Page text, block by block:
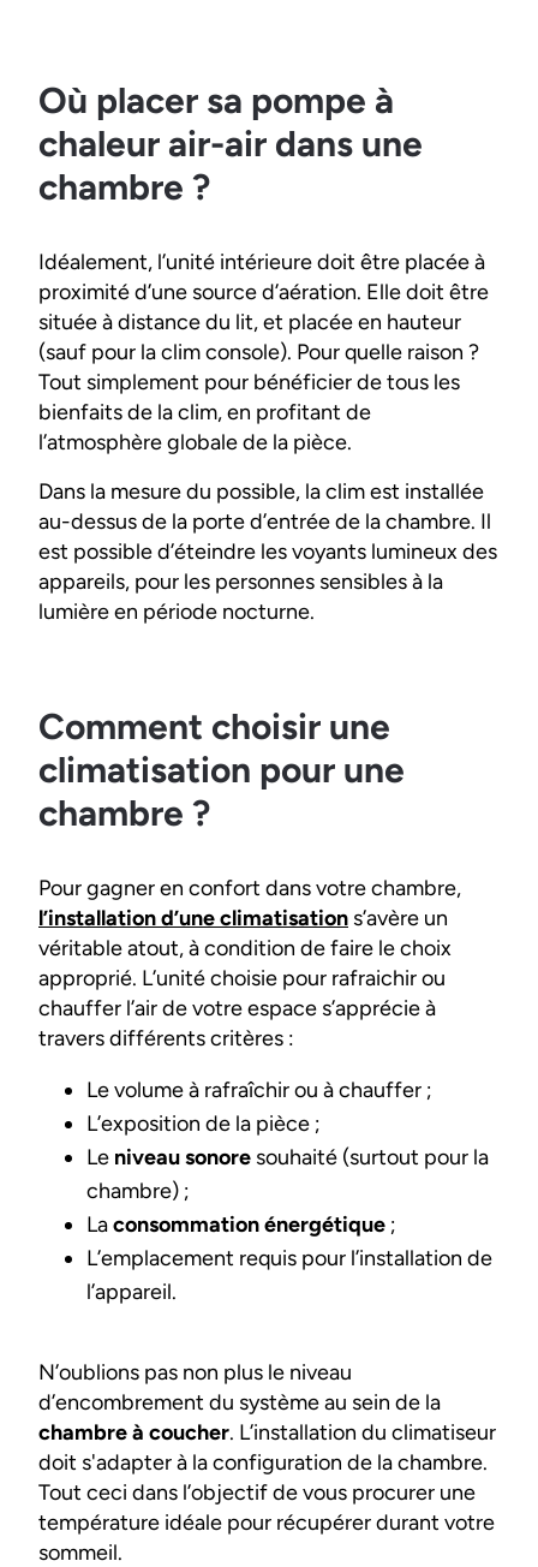
Où placer sa pompe à
chaleur air-air dans une
chambre ?
Idéalement, l’unité intérieure doit être placée à
proximité d’une source d’aération. Elle doit être
située à distance du lit, et placée en hauteur
(sauf pour la clim console). Pour quelle raison ?
Tout simplement pour bénéficier de tous les
bienfaits de la clim, en profitant de
l’atmosphère globale de la pièce.
Dans la mesure du possible, la clim est installée
au-dessus de la porte d’entrée de la chambre. Il
est possible d’éteindre les voyants lumineux des
appareils, pour les personnes sensibles à la
lumière en période nocturne.
Comment choisir une
climatisation pour une
chambre ?
Pour gagner en confort dans votre chambre,
l’installation d’une climatisation s’avère un
véritable atout, à condition de faire le choix
approprié. L’unité choisie pour rafraichir ou
chauffer l’air de votre espace s’apprécie à
travers différents critères :
Le volume à rafraîchir ou à chauffer ;
L’exposition de la pièce ;
Le niveau sonore souhaité (surtout pour la
chambre) ;
Laconsommation énergétique ;
L’emplacement requis pour l’installation de
l’appareil.
N’oublions pas non plus le niveau
d’encombrement du système au sein de la
chambre à coucher. L’installation du climatiseur
doit s'adapter à la configuration de la chambre.
Tout ceci dans l’objectif de vous procurer une
température idéale pour récupérer durant votre
sommeil.